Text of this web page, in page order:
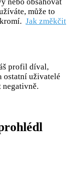
nebo obsahovat
může to
Jak změkčit
profil díval,
ostatní uživatelé
negativně.